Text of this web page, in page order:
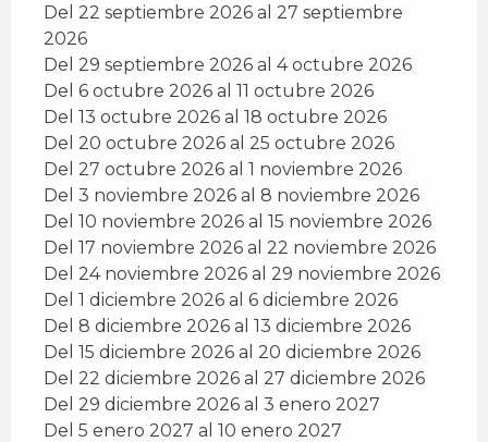
Del 22 septiembre 2026 al 27 septiembre
2026
Del 29 septiembre 2026 al 4 octubre 2026
Del 6 octubre 2026 al 11 octubre 2026
Del 13 octubre 2026 al 18 octubre 2026
Del 20 octubre 2026 al 25 octubre 2026
Del 27 octubre 2026 al 1 noviembre 2026
Del 3 noviembre 2026 al 8 noviembre 2026
Del 10 noviembre 2026 al 15 noviembre 2026
Del 17 noviembre 2026 al 22 noviembre 2026
Del 24 noviembre 2026 al 29 noviembre 2026
Del 1 diciembre 2026 al 6 diciembre 2026
Del 8 diciembre 2026 al 13 diciembre 2026
Del 15 diciembre 2026 al 20 diciembre 2026
Del 22 diciembre 2026 al 27 diciembre 2026
Del 29 diciembre 2026 al 3 enero 2027
Del 5 enero 2027 al 10 enero 2027